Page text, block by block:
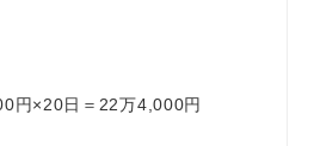
円×20日＝22万4,000円